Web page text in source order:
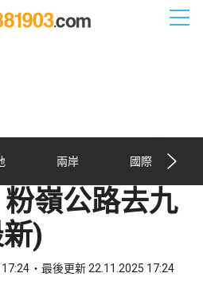
兩岸 國際
嶺公路去九
)
最後更新 22.11.2025 17:24